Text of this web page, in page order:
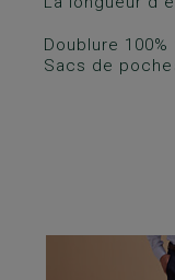
Doublure
Sacs de